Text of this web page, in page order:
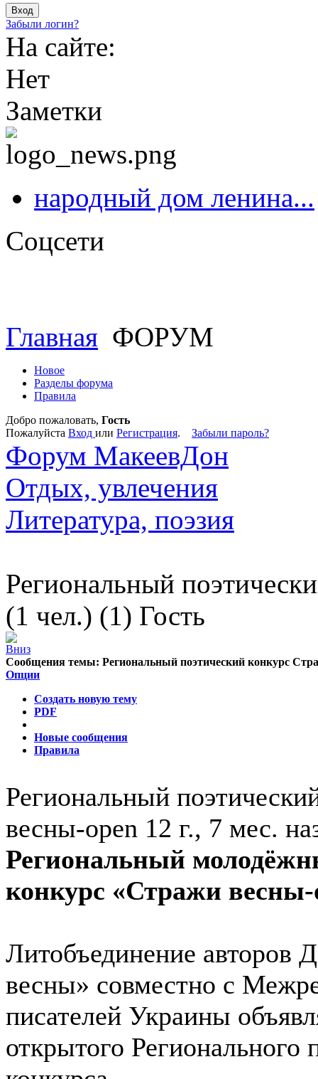
Забыли логин?
На сайте:
Нет
Заметки
народный дом ленина...
Соцсети
Главная ФОРУМ
Новое
Разделы форума
Правила
Добро пожаловать, Гость
Пожалуйста Вход или Регистрация. Забыли пароль?
Форум МакеевДон
Отдых, увлечения
Литература, поэзия
Региональный
(1 чел.) (1) Гость
Сообщения темы: Региональный поэтический конкурс
Опции
Создать новую тему
PDF
Новые сообщения
Правила
Региональный
весны-open 12 г., 7 мес.
Региональный
конкурс «Стражи весны-
Литобъединение авторов
весны» совместно с
писателей Украины
открытого Регионального